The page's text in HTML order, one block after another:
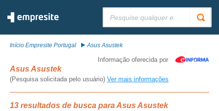
Início Empresite Portugal Asus Asustek
Informação oferecida por
Asus Asustek
(Pesquisa solicitada pelo usuário) Ver mais informações
13 resultados de busca para Asus Asustek